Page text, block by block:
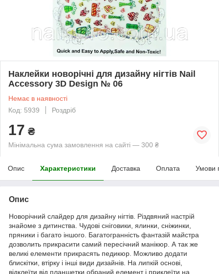
Наклейки новорічні для дизайну нігтів Nail
Accessory 3D Design № 06
Немає в наявності
Код: 5939
Роздріб
17 ₴
Мінімальна сума замовлення на сайті — 300 ₴
Опис Характеристики Доставка Оплата Умови
Опис
Новорічний слайдер для дизайну нігтів. Різдвяний настрій
знайоме з дитинства. Чудові сніговики, ялинки, сніжинки,
пряники і багато іншого. Багатогранність фантазій майстра
дозволить прикрасити самий пересічний манікюр. А так же
великі елементи прикрасять педикюр. Можливо додати
блискітки, втірку і інші види дизайнів. На липкій основі,
відклеїти від планшетки обраний елемент і приклеїти на